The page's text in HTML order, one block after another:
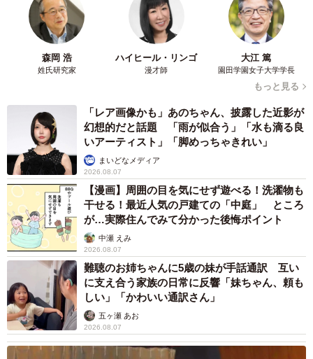
森岡 浩
姓氏研究家
ハイヒール・リンゴ
漫才師
大江 篤
園田学園女子大学学長
もっと見る
「レア画像かも」あのちゃん、披露した近影が
幻想的だと話題 「雨が似合う」「水も滴る良
いアーティスト」「脚めっちゃきれい」
まいどなメディア
2026.08.07
【漫画】周囲の目を気にせず遊べる！洗濯物も
干せる！最近人気の戸建ての「中庭」 ところ
が…実際住んでみて分かった後悔ポイント
中瀬 えみ
2026.08.07
難聴のお姉ちゃんに5歳の妹が手話通訳 互い
に支え合う家族の日常に反響「妹ちゃん、頼も
しい」「かわいい通訳さん」
五ヶ瀬 あお
2026.08.07